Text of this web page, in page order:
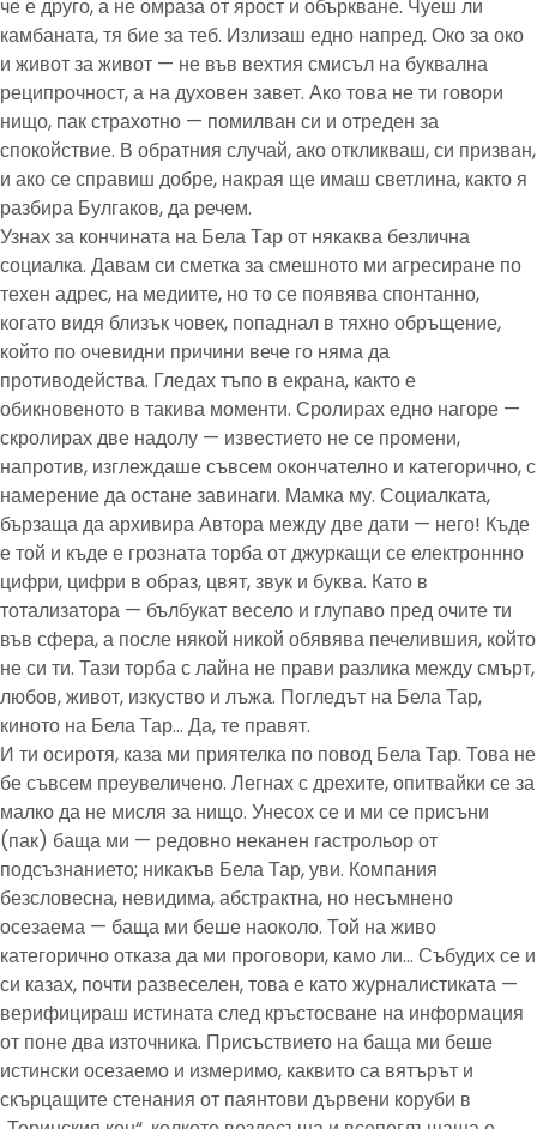
че е друго, а не омраза от ярост и объркване. Чуеш ли
камбаната, тя бие за теб. Излизаш едно напред. Око за око
и живот за живот — не във вехтия смисъл на буквална
реципрочност, а на духовен завет. Ако това не ти говори
нищо, пак страхотно — помилван си и отреден за
спокойствие. В обратния случай, ако откликваш, си призван,
и ако се справиш добре, накрая ще имаш светлина, както я
разбира Булгаков, да речем.
Узнах за кончината на Бела Тар от някаква безлична
социалка. Давам си сметка за смешното ми агресиране по
техен адрес, на медиите, но то се появява спонтанно,
когато видя близък човек, попаднал в тяхно обръщение,
който по очевидни причини вече го няма да
противодейства. Гледах тъпо в екрана, както е
обикновеното в такива моменти. Сролирах едно нагоре —
скролирах две надолу — известието не се промени,
напротив, изглеждаше съвсем окончателно и категорично, с
намерение да остане завинаги. Мамка му. Социалката,
бързаща да архивира Автора между две дати — него! Къде
е той и къде е грозната торба от джуркащи се електроннно
цифри, цифри в образ, цвят, звук и буква. Като в
тотализатора — бълбукат весело и глупаво пред очите ти
във сфера, а после някой никой обявява печелившия, който
не си ти. Тази торба с лайна не прави разлика между смърт,
любов, живот, изкуство и лъжа. Погледът на Бела Тар,
киното на Бела Тар… Да, те правят.
И ти осиротя, каза ми приятелка по повод Бела Тар. Това не
бе съвсем преувеличено. Легнах с дрехите, опитвайки се за
малко да не мисля за нищо. Унесох се и ми се присъни
(пак) баща ми — редовно неканен гастрольор от
подсъзнанието; никакъв Бела Тар, уви. Компания
безсловесна, невидима, абстрактна, но несъмнено
осезаема — баща ми беше наоколо. Той на живо
категорично отказа да ми проговори, камо ли… Събудих се и
си казах, почти развеселен, това е като журналистиката —
верифицираш истината след кръстосване на информация
от поне два източника. Присъствието на баща ми беше
истински осезаемо и измеримо, каквито са вятърът и
скърцащите стенания от паянтови дървени коруби в